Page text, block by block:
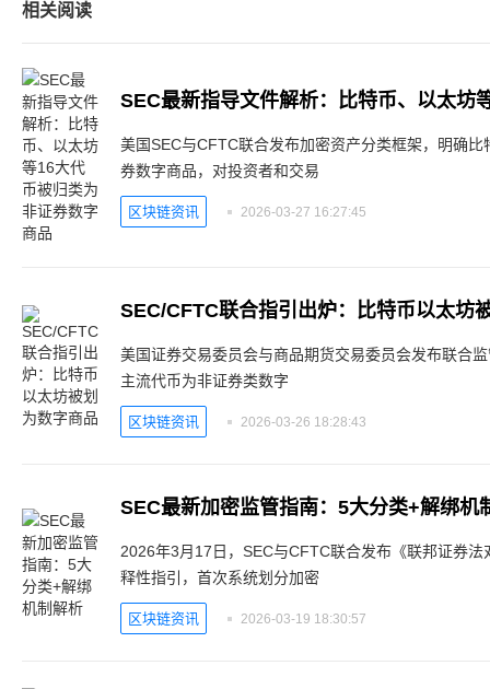
相关阅读
美国SEC与CFTC联合发布加密资产分类框架，明确
券数字商品，对投资者和交易
区块链资讯 2026-03-27 16:27:45
SEC/CFTC联合指引出炉：比特币以太坊
美国证券交易委员会与商品期货交易委员会发布联合
主流代币为非证券类数字
区块链资讯 2026-03-26 18:28:43
SEC最新加密监管指南：5大分类+解绑机
2026年3月17日，SEC与CFTC联合发布《联邦证券
释性指引，首次系统划分加密
区块链资讯 2026-03-19 18:30:57